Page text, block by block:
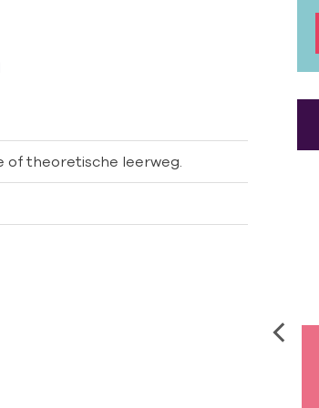
theoretische leerweg.